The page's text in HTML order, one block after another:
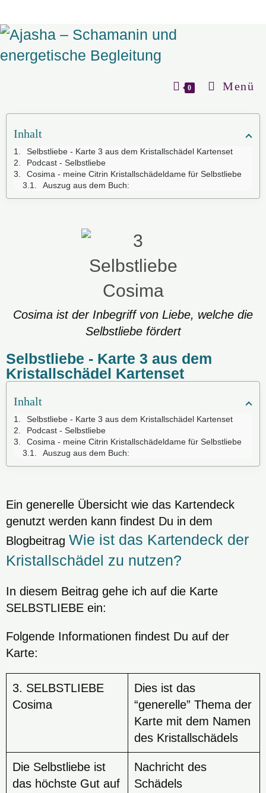
0 Menü
Inhalt
Selbstliebe - Karte 3 aus dem Kristallschädel Kartenset
Podcast - Selbstliebe
Cosima - meine Citrin Kristallschädeldame für Selbstliebe
Auszug aus dem Buch:
Cosima ist der Inbegriff von Liebe, welche die
Selbstliebe fördert
Selbstliebe - Karte 3 aus dem
Kristallschädel Kartenset
Inhalt
Selbstliebe - Karte 3 aus dem Kristallschädel Kartenset
Podcast - Selbstliebe
Cosima - meine Citrin Kristallschädeldame für Selbstliebe
Auszug aus dem Buch:
Ein generelle Übersicht wie das Kartendeck
genutzt werden kann findest Du in dem
Blogbeitrag Wie ist das Kartendeck der
Kristallschädel zu nutzen?
In diesem Beitrag gehe ich auf die Karte
SELBSTLIEBE ein:
Folgende Informationen findest Du auf der
Karte:
3. SELBSTLIEBE
Cosima
Dies ist das
“generelle” Thema der
Karte mit dem Namen
des Kristallschädels
Die Selbstliebe ist
das höchste Gut auf
Nachricht des
Schädels